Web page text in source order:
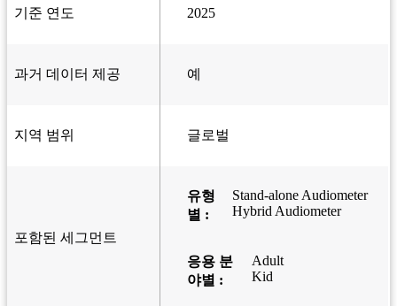
기준 연도 2025
과거 데이터 제공 예
지역 범위 글로벌
포함된 세그먼트
유형
별 :
Stand-alone Audiometer
Hybrid Audiometer
응용 분
야별 :
Adult
Kid